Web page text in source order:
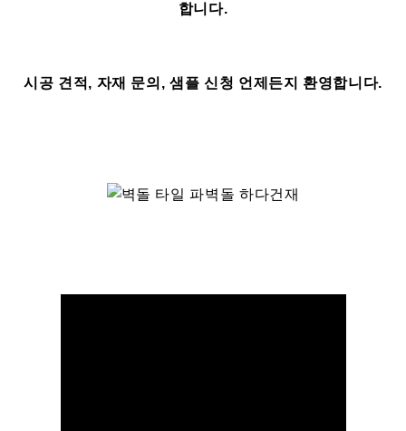
합니다.
시공 견적, 자재 문의, 샘플 신청 언제든지 환영합니다.